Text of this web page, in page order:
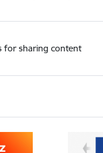
for sharing content